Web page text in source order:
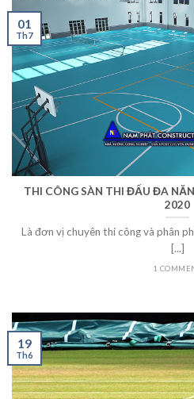
THI CÔNG SÀN THI ĐẤU ĐA
2020
Là đơn vị chuyên thi công và phân
[...]
1
01
Th7
19
Th6